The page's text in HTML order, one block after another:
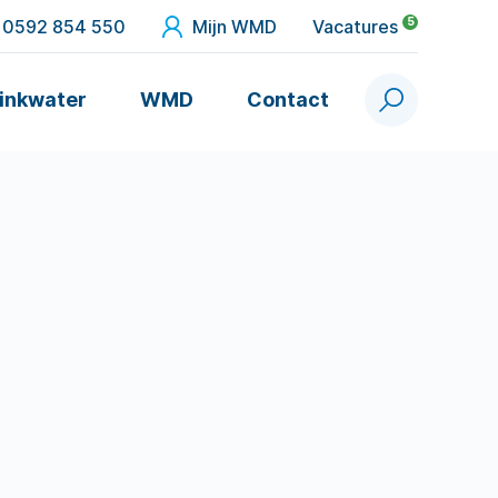
0592 854 550 Mijn WMD Vacatures 5
WMD Contact Zoek